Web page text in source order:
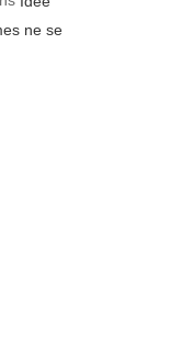
ne se